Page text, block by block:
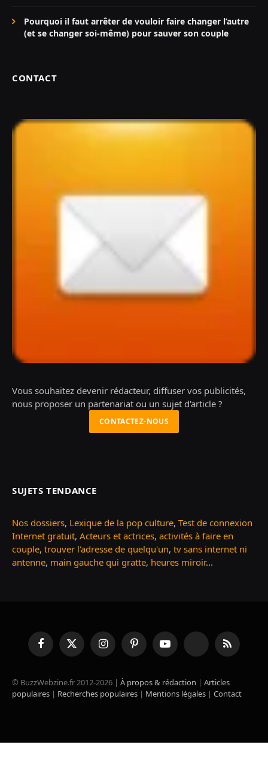
Pourquoi il faut arrêter de vouloir faire changer l’autre
(et se changer soi-même) pour sauver son couple
CONTACT
Vous souhaitez devenir rédacteur, diffuser vos publicités,
nous proposer un partenariat ou un sujet d'article ?
CONTACTEZ-NOUS
SUJETS TENDANCE
Nos dossiers, Lexique de la pop culture, Test de connexion
Internet gratuit, Acteurs et actrices, activités à faire en
couple, trouver l'adresse de quelqu'un, tv sans internet ni
antenne, main gauche qui gratte, heures miroir...
FacebookX
(Twitter)
InstagramPinterestYouTube TikTok RSS
© BuzzWebzine.fr 2012-2026 | À propos & rédaction | Articles
populaires | Recherches populaires | Mentions légales | Contact